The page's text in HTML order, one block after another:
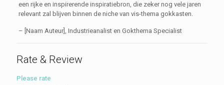
een rijke en inspirerende inspiratiebron, die zeker nog vele jaren
relevant zal blijven binnen de niche van vis-thema gokkasten.
– [Naam Auteur], Industrieanalist en Gokthema Specialist
Rate & Review
Please rate